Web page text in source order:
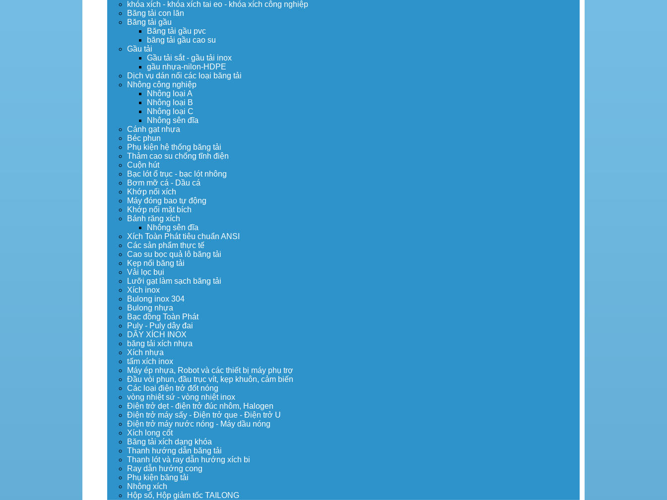
khóa xích - khóa xích tai eo - khóa xích công nghiệp
Băng tải con lăn
Băng tải gầu
Băng tải gầu pvc
băng tải gầu cao su
Gầu tải
Gầu tải sắt - gầu tải inox
gầu nhựa-nilon-HDPE
Dịch vụ dán nối các loại băng tải
Nhông công nghiệp
Nhông loại A
Nhông loại B
Nhông loại C
Nhông sên đĩa
Cánh gạt nhựa
Béc phun
Phụ kiện hệ thống băng tải
Thảm cao su chống tĩnh điện
Cuộn hút
Bạc lót ổ trục - bạc lót nhông
Bơm mỡ cá - Dầu cá
Khớp nối xích
Máy đóng bao tự động
Khớp nối mặt bích
Bánh răng xích
Nhông sên đĩa
Xích Toàn Phát tiêu chuẩn ANSI
Các sản phẩm thực tế
Cao su bọc quả lô băng tải
Kẹp nối băng tải
Vải lọc bụi
Lưỡi gạt làm sạch băng tải
Xích inox
Bulong inox 304
Bulong nhựa
Bạc đồng Toàn Phát
Puly - Puly dây đai
DÂY XÍCH INOX
băng tải xích nhựa
Xích nhựa
tấm xích inox
Máy ép nhựa, Robot và các thiết bị máy phụ trợ
Đầu vòi phun, đầu trục vít, kẹp khuôn, cảm biến
Các loại điện trở đốt nóng
vòng nhiệt sứ - vòng nhiệt inox
Điện trở dẹt - điện trở đúc nhôm, Halogen
Điện trở máy sấy - Điện trở que - Điện trở U
Điện trở máy nước nóng - Máy dầu nóng
Xích long cốt
Băng tải xích dạng khóa
Thanh hướng dẫn băng tải
Thanh lót và ray dẫn hướng xích bi
Ray dẫn hướng cong
Phụ kiện băng tải
Nhông xích
Hộp số, Hộp giảm tốc TAILONG